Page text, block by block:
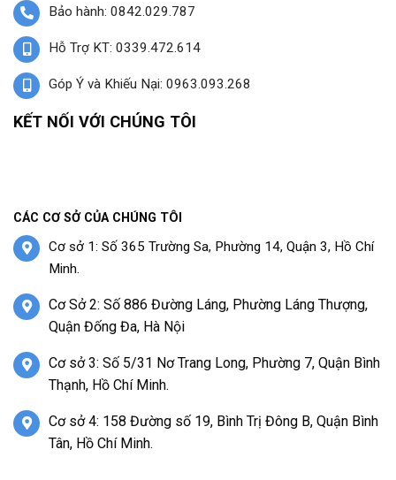
Bảo hành: 0842.029.787
Hỗ Trợ KT: 0339.472.614
Góp Ý và Khiếu Nại: 0963.093.268
KẾT NỐI VỚI CHÚNG TÔI
CÁC CƠ SỞ CỦA CHÚNG TÔI
Cơ sở 1: Số 365 Trường Sa, Phường 14, Quận 3, Hồ Chí
Minh.
Cơ Sở 2: Số 886 Đường Láng, Phường Láng Thượng,
Quận Đống Đa, Hà Nội
Cơ sở 3: Số 5/31 Nơ Trang Long, Phường 7, Quận Bình
Thạnh, Hồ Chí Minh.
Cơ sở 4: 158 Đường số 19, Bình Trị Đông B, Quận Bình
Tân, Hồ Chí Minh.